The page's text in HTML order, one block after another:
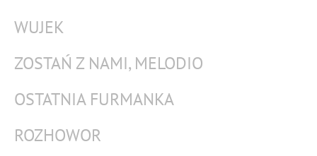
WUJEK
ZOSTAŃ Z NAMI, MELODIO
OSTATNIA FURMANKA
ROZHOWOR